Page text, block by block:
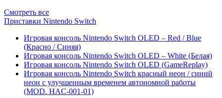
Смотреть все
Приставки Nintendo Switch
Игровая консоль Nintendo Switch OLED – Red / Blue
(Красно / Синяя)
Игровая консоль Nintendo Switch OLED – White (Белая)
Игровая консоль Nintendo Switch OLED (GameReplay)
Игровая консоль Nintendo Switch красный неон / синий
неон с улучшенным временем автономной работы
(MOD. HAC-001-01)